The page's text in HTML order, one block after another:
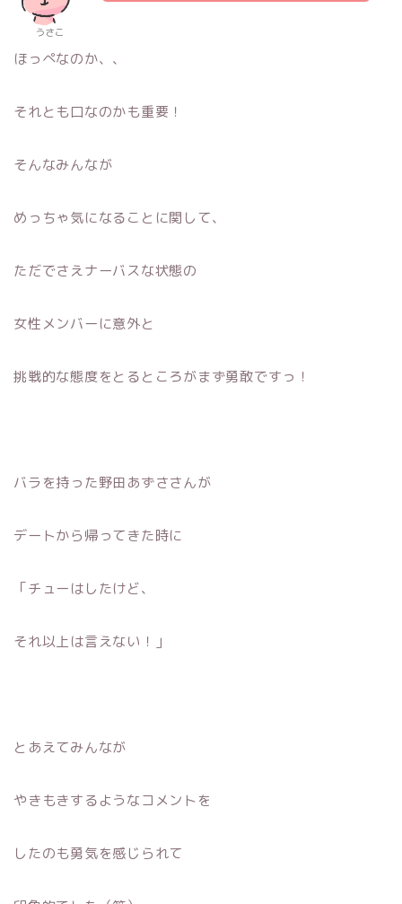
うさこ
ほっぺなのか、、
それとも口なのかも重要！
そんなみんなが
めっちゃ気になることに関して、
ただでさえナーバスな状態の
女性メンバーに意外と
挑戦的な態度をとるところがまず勇敢ですっ！
バラを持った野田あずささんが
デートから帰ってきた時に
「チューはしたけど、
それ以上は言えない！」
とあえてみんなが
やきもきするようなコメントを
したのも勇気を感じられて